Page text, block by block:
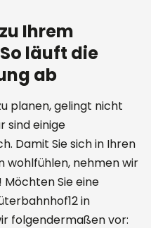
Ihrem
läuft die
ab
planen, gelingt nicht
sind einige
Damit Sie sich in Ihren
wohlfühlen, nehmen wir
Möchten Sie eine
in
folgendermaßen vor: